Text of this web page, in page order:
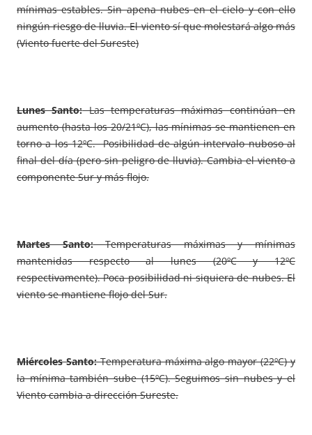
mínimas estables. Sin apena nubes en el cielo y con ello
ningún riesgo de lluvia. El viento sí que molestará algo más
(Viento fuerte del Sureste)
Lunes Santo:Las temperaturas máximas continúan en
aumento (hasta los 20/21ºC), las mínimas se mantienen en
torno a los 12ºC. Posibilidad de algún intervalo nuboso al
final del día (pero sin peligro de lluvia). Cambia el viento a
componente Sur y más flojo.
Martes Santo:Temperaturas máximas y mínimas
mantenidas respecto al lunes (20ºC y 12ºC
respectivamente). Poca posibilidad ni siquiera de nubes. El
viento se mantiene flojo del Sur.
Miércoles Santo:Temperatura máxima algo mayor (22ºC) y
la mínima también sube (15ºC). Seguimos sin nubes y el
Viento cambia a dirección Sureste.